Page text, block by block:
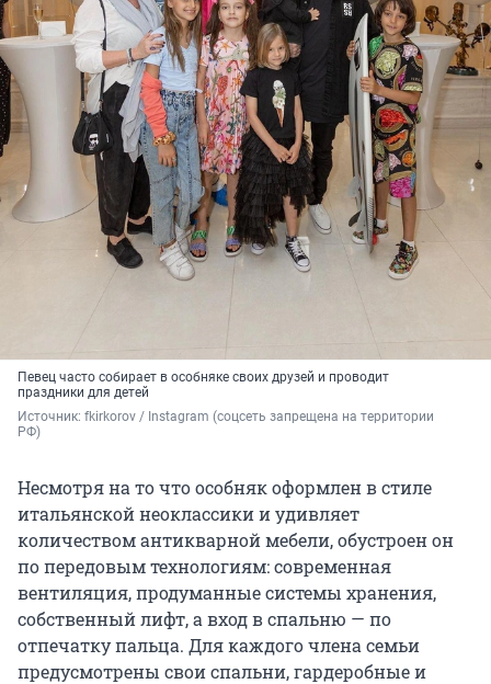
Певец часто собирает в особняке своих друзей и проводит
праздники для детей
Источник: fkirkorov / Instagram (соцсеть запрещена на территории
РФ)
Несмотря на то что особняк оформлен в стиле
итальянской неоклассики и удивляет
количеством антикварной мебели, обустроен он
по передовым технологиям: современная
вентиляция, продуманные системы хранения,
собственный лифт, а вход в спальню — по
отпечатку пальца. Для каждого члена семьи
предусмотрены свои спальни, гардеробные и